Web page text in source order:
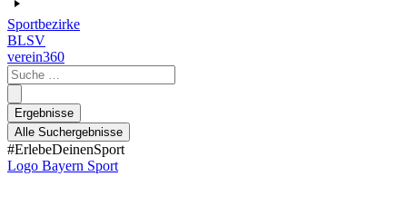
Sportbezirke
BLSV
verein360
Search
...
Ergebnisse
Alle Suchergebnisse
#ErlebeDeinenSport
Logo Bayern Sport